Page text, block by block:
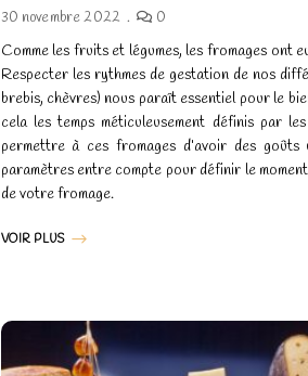
30 novembre 2022 0
Comme les fruits et légumes, les fromages ont
Respecter les rythmes de gestation de nos
brebis, chèvres) nous paraît essentiel pour le
cela les temps méticuleusement définis par
permettre à ces fromages d’avoir des goûts
paramètres entre compte pour définir le
de votre fromage.
VOIR PLUS